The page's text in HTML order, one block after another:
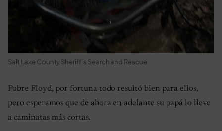
Salt Lake County Sheriff’s Search and Rescue
Pobre Floyd, por fortuna todo resultó bien para ellos,
pero esperamos que de ahora en adelante su papá lo lleve
a caminatas más cortas.